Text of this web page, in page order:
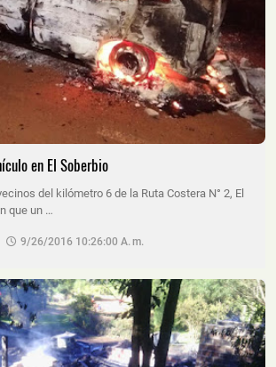
en El Soberbio
del kilómetro 6 de la Ruta Costera N° 2, El
que un …
9/26/2016 10:26:00 A. M.